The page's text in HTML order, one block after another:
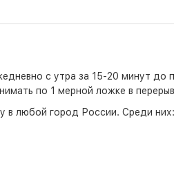
с утра за 15-20 минут до
по 1 мерной ложке в
в любой город России. Среди них: